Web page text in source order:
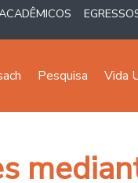
Pesquisa Vida